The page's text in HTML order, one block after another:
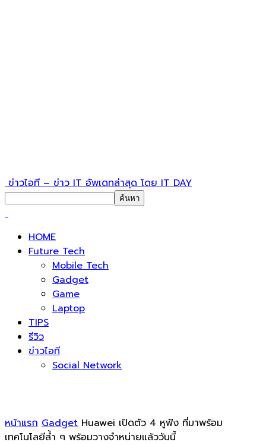
ข่าวไอที – ข่าว IT อัพเดทล่าสุด โดย IT DAY
HOME
Future Tech
Mobile Tech
Gadget
Game
Laptop
TIPS
รีวิว
ข่าวไอที
Social Network
หน้าแรก Gadget Huawei เปิดตัว 4 หูฟัง ที่มาพร้อม
เทคโนโลยีล้ำ ๆ พร้อมวางจำหน่ายแล้ววันนี้